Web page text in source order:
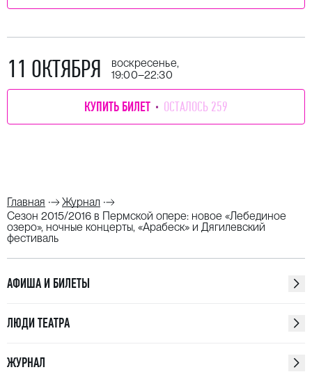
11 ОКТЯБРЯ
воскресенье,
19:00–22:30
КУПИТЬ БИЛЕТ ОСТАЛОСЬ 259
Главная
Журнал
Сезон 2015/2016 в Пермской опере: новое «Лебединое
озеро», ночные концерты, «Арабеск» и Дягилевский
фестиваль
АФИША И БИЛЕТЫ
ЛЮДИ ТЕАТРА
ЖУРНАЛ